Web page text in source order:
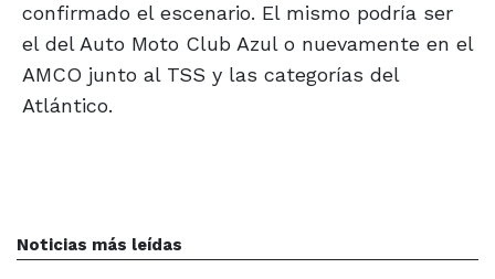
confirmado el escenario. El mismo podría ser
el del Auto Moto Club Azul o nuevamente en el
AMCO junto al TSS y las categorías del
Atlántico.
Noticias más leídas